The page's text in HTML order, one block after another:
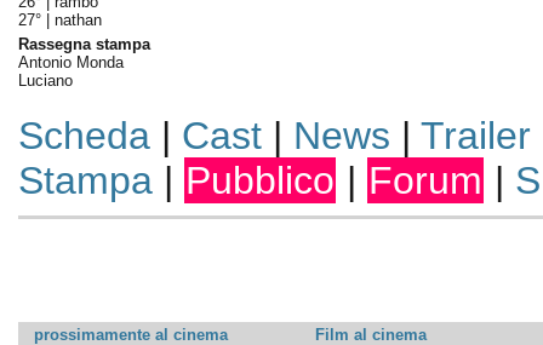
27° | nathan
Rassegna stampa
Antonio Monda
Luciano
Scheda| Cast| News | Trailer
Stampa| Pubblico | Forum |
prossimamente al cinema
Film al cinema